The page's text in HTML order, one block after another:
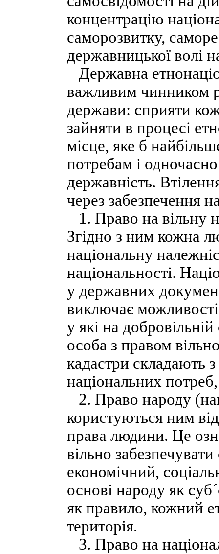
концентрацію
саморозвитку,
державницької волі
Державна
важливим чинником
держави: сприяти
зайняти в процесі
місце, яке б
потребам і
державність.
через забезпечення
1. Право на вільну
Згідно з ним кожна
національну
національності.
у державних
виключає можливості
у які на
особа з правом
кадастри складають
національних
2. Право народу
користуються ним
права людини. Це
вільно
економічний,
основі народу як
як правило, кожний
територія.
3. Право на